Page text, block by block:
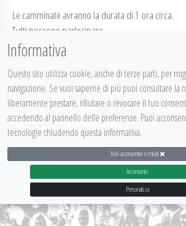
Le camminate avranno la durata di 1 ora circa.
Tutti possono partecipare.
Un modo nuovo per conoscersi ed incontrare
ViviAMO Brodano2-bis
Posted on 5 Luglio 2016inCommunity Lab,
DISPLAY FOOTER
PARTECIPATTIVA 2015|
Informativa
Questo sito utilizza cookie, anche di terze parti, per
navigazione. Se vuoi saperne di più puoi consultare la
liberamente prestare, rifiutare o revocare il tuo
accedendo al pannello delle preferenze. Puoi
tecnologie chiudendo questa informativa.
Non acconsentire e chiudi
Acconsento
Personalizza